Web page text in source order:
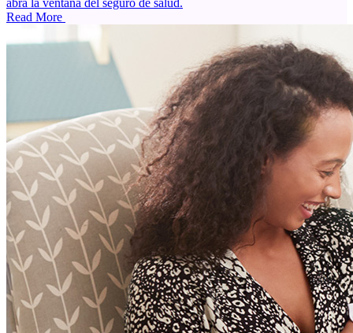
abra la ventana del seguro de salud.
Read More